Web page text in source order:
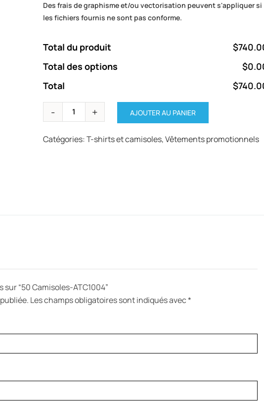
Des frais de graphisme et/ou vectorisation peuvent s'appliquer si
les fichiers fournis ne sont pas conforme.
Total du produit
Total des options
Total
AJOUTER AU PANIER
Catégories:T-shirts et camisoles,Vêtements promotionnels
“50 Camisoles-ATC1004”
Les champs obligatoires sont indiqués avec*